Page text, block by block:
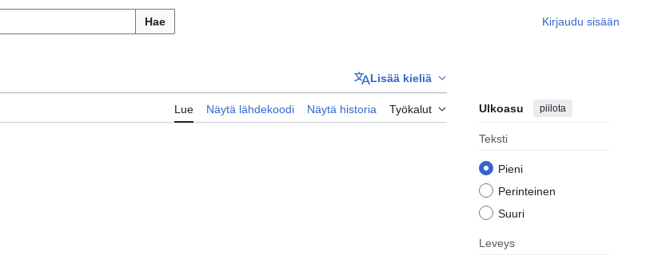
Hae Kirjaudu sisään
Lisää kieliä
Lue Näytä lähdekoodi Näytä historia Työkalut Ulkoasu piilota
Teksti
Pieni
Perinteinen
Suuri
Leveys